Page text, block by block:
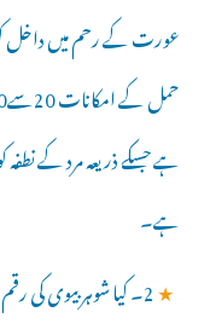
عورت کے رحم میں داخل
ہے جسکے ذریعہ مرد کے
ہے۔
★2۔ کیا شوہر بیوی کی رقم استعمال کر سکتا ہے؟؟